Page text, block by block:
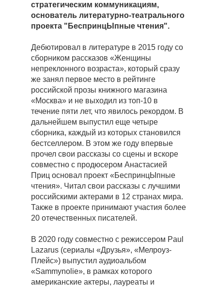
стратегическим коммуникациям,
основатель литературно-театрального
проекта "БеспринцЫпные чтения".
Дебютировал в литературе в 2015 году со
сборником рассказов «Женщины
непреклонного возраста», который сразу
же занял первое место в рейтинге
российской прозы книжного магазина
«Москва» и не выходил из топ-10 в
течение пяти лет, что явилось рекордом. В
дальнейшем выпустил еще четыре
сборника, каждый из которых становился
бестселлером. В этом же году впервые
прочел свои рассказы со сцены и вскоре
совместно с продюсером Анастасией
Приц основал проект «БеспринцЫпные
чтения». Читал свои рассказы с лучшими
российскими актерами в 12 странах мира.
Также в проекте принимают участия более
20 отечественных писателей.
В 2020 году совместно с режиссером Paul
Lazarus (сериалы «Друзья», «Мелроуз-
Плейс») выпустил аудиоальбом
«Sammynolie», в рамках которого
американские актеры, лауреаты и